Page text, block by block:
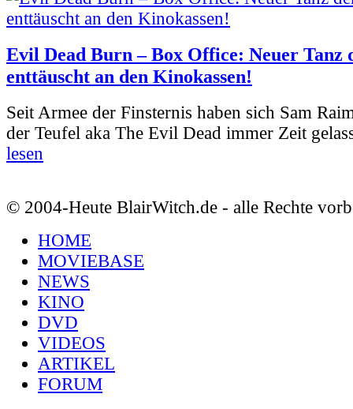
Evil Dead Burn – Box Office: Neuer Tanz
enttäuscht an den Kinokassen!
Seit Armee der Finsternis haben sich Sam
der Teufel aka The Evil Dead immer Zeit
lesen
© 2004-Heute BlairWitch.de - alle Rechte
HOME
MOVIEBASE
NEWS
KINO
DVD
VIDEOS
ARTIKEL
FORUM